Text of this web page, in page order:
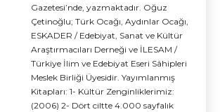
Gazetesi’nde, yazmaktadır. Oğuz
Çetinoğlu; Türk Ocağı, Aydınlar Ocağı,
ESKADER / Edebiyat, Sanat ve Kültür
Araştırmacıları Derneği ve İLESAM /
Türkiye İlim ve Edebiyat Eseri Sâhipleri
Meslek Birliği Üyesidir. Yayımlanmış
Kitapları: 1- Kültür Zenginliklerimiz:
(2006) 2- Dört ciltte 4.000 sayfalık